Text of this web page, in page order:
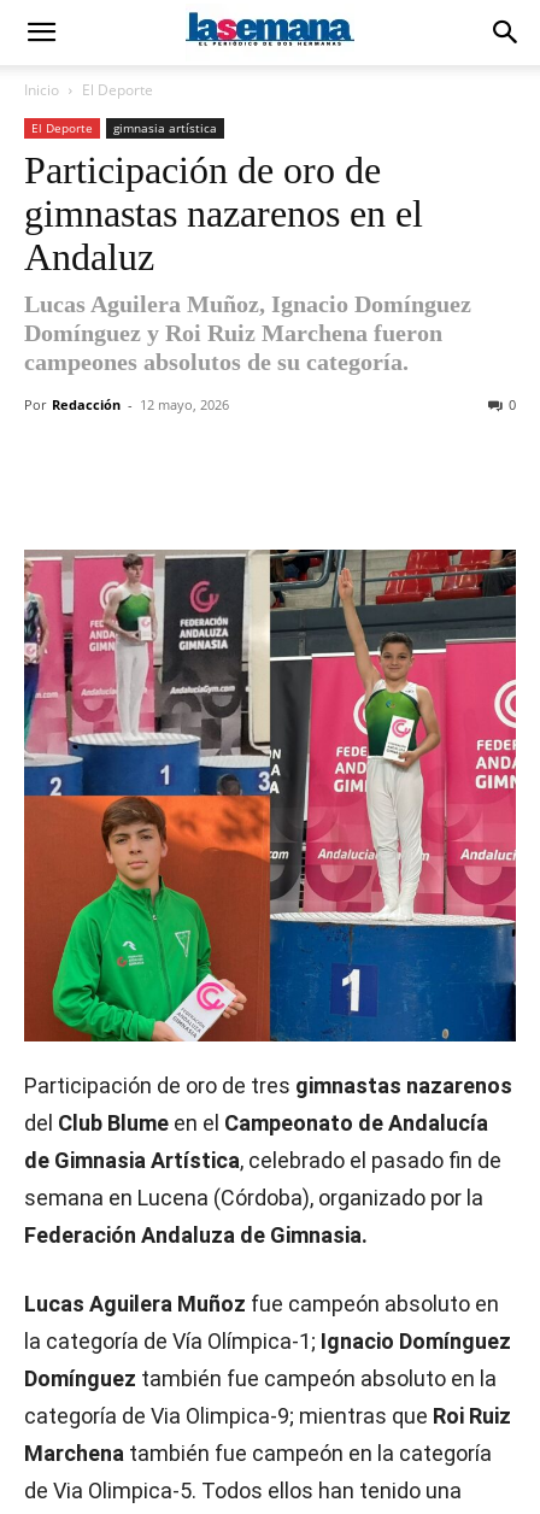
Inicio El Deporte
El Deporte gimnasia artística
Participación de oro de
gimnastas nazarenos en el
Andaluz
Lucas Aguilera Muñoz, Ignacio Domínguez
Domínguez y Roi Ruiz Marchena fueron
campeones absolutos de su categoría.
Por Redacción - 12 mayo, 2026 0
Participación de oro de tres gimnastas nazarenos
del Club Blume en el Campeonato de Andalucía
de Gimnasia Artística, celebrado el pasado fin de
semana en Lucena (Córdoba), organizado por la
Federación Andaluza de Gimnasia.
Lucas Aguilera Muñoz fue campeón absoluto en
la categoría de Vía Olímpica-1; Ignacio Domínguez
Domínguez también fue campeón absoluto en la
categoría de Via Olimpica-9; mientras que Roi Ruiz
Marchena también fue campeón en la categoría
de Via Olimpica-5. Todos ellos han tenido una